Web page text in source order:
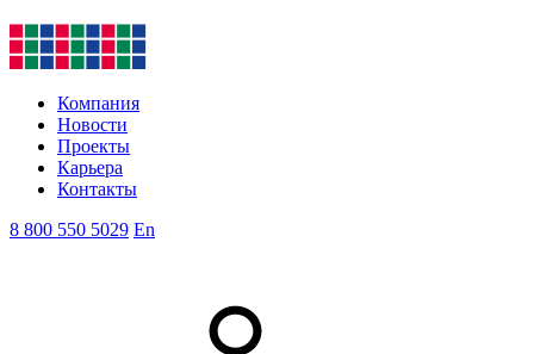
Компания
Новости
Проекты
Карьера
Контакты
8 800 550 5029 En